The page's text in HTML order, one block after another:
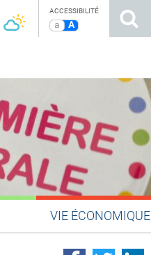
ACCESSIBILITÉ
a A
VIE ÉCONOMIQUE